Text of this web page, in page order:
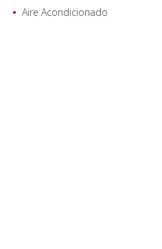
Aire Acondicionado